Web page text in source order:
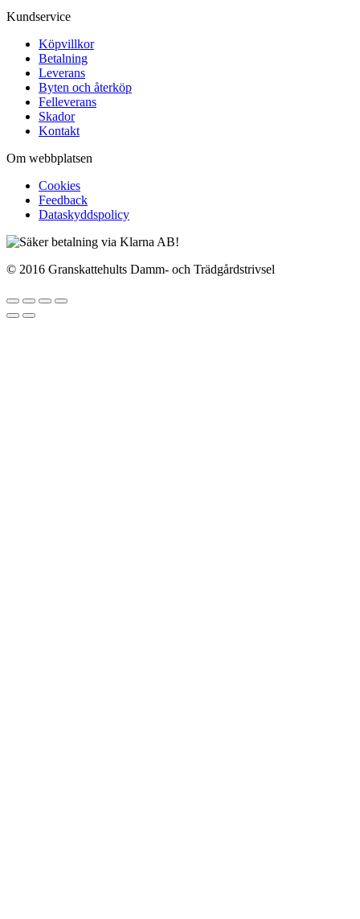
Kundservice
Köpvillkor
Betalning
Leverans
Byten och återköp
Felleverans
Skador
Kontakt
Om webbplatsen
Cookies
Feedback
Dataskyddspolicy
© 2016 Granskattehults Damm- och Trädgårdstrivsel